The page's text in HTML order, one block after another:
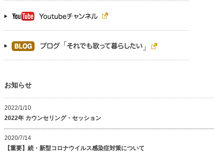
お知らせ
2022/1/10
2022年 カウンセリング・セッション
2020/7/14
【重要】続・新型コロナウイルス感染症対策について